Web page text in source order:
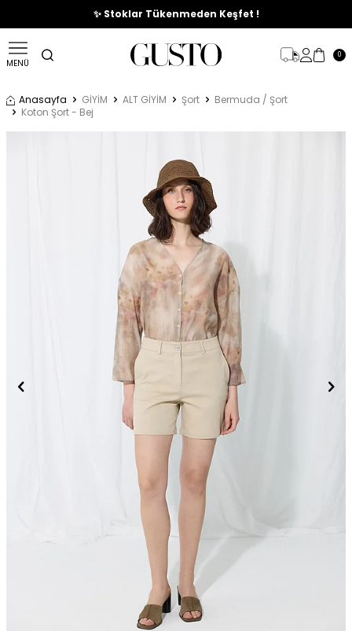
🎉%70'e Varan Büyük Yaz İndirim Başladı !
✨ Stoklar Tükenmeden Keşfet !
MENÜ
0
Anasayfa GİYİM ALT GİYİM Şort
Bermuda / Şort
Koton Şort - Bej